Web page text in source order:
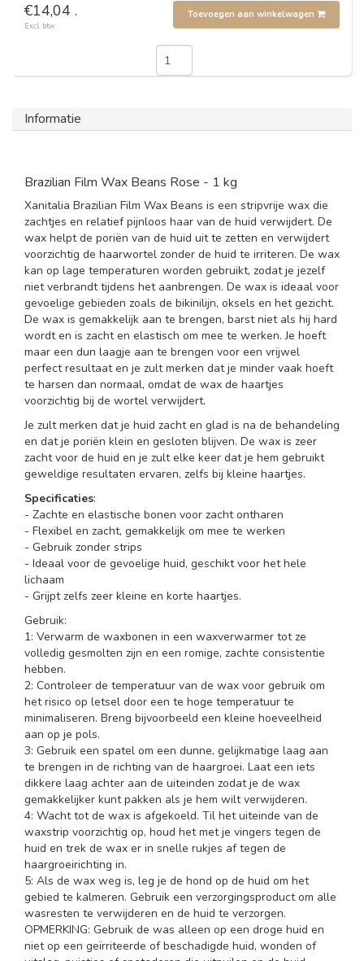
€14,04 .
Excl. btw
Toevoegen aan winkelwagen
Informatie
Brazilian Film Wax Beans Rose - 1 kg
Xanitalia Brazilian Film Wax Beans is een stripvrije wax die
zachtjes en relatief pijnloos haar van de huid verwijdert. De
wax helpt de poriën van de huid uit te zetten en verwijdert
voorzichtig de haarwortel zonder de huid te irriteren. De wax
kan op lage temperaturen worden gebruikt, zodat je jezelf
niet verbrandt tijdens het aanbrengen. De wax is ideaal voor
gevoelige gebieden zoals de bikinilijn, oksels en het gezicht.
De wax is gemakkelijk aan te brengen, barst niet als hij hard
wordt en is zacht en elastisch om mee te werken. Je hoeft
maar een dun laagje aan te brengen voor een vrijwel
perfect resultaat en je zult merken dat je minder vaak hoeft
te harsen dan normaal, omdat de wax de haartjes
voorzichtig bij de wortel verwijdert.
Je zult merken dat je huid zacht en glad is na de behandeling
en dat je poriën klein en gesloten blijven. De wax is zeer
zacht voor de huid en je zult elke keer dat je hem gebruikt
geweldige resultaten ervaren, zelfs bij kleine haartjes.
Specificaties:
- Zachte en elastische bonen voor zacht ontharen
- Flexibel en zacht, gemakkelijk om mee te werken
- Gebruik zonder strips
- Ideaal voor de gevoelige huid, geschikt voor het hele
lichaam
- Grijpt zelfs zeer kleine en korte haartjes.
Gebruik:
1: Verwarm de waxbonen in een waxverwarmer tot ze
volledig gesmolten zijn en een romige, zachte consistentie
hebben.
2: Controleer de temperatuur van de wax voor gebruik om
het risico op letsel door een te hoge temperatuur te
minimaliseren. Breng bijvoorbeeld een kleine hoeveelheid
aan op je pols.
3: Gebruik een spatel om een dunne, gelijkmatige laag aan
te brengen in de richting van de haargroei. Laat een iets
dikkere laag achter aan de uiteinden zodat je de wax
gemakkelijker kunt pakken als je hem wilt verwijderen.
4: Wacht tot de wax is afgekoeld. Til het uiteinde van de
waxstrip voorzichtig op, houd het met je vingers tegen de
huid en trek de wax er in snelle rukjes af tegen de
haargroeirichting in.
5: Als de wax weg is, leg je de hond op de huid om het
gebied te kalmeren. Gebruik een verzorgingsproduct om alle
wasresten te verwijderen en de huid te verzorgen.
OPMERKING: Gebruik de was alleen op een droge huid en
niet op een geïrriteerde of beschadigde huid, wonden of